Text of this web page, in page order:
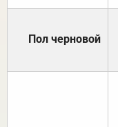
Пол черновой